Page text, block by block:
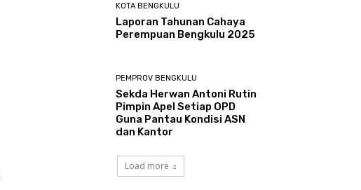
KOTA BENGKULU
Laporan Tahunan Cahaya
Perempuan Bengkulu 2025
PEMPROV BENGKULU
Sekda Herwan Antoni Rutin
Pimpin Apel Setiap OPD
Guna Pantau Kondisi ASN
dan Kantor
Load more